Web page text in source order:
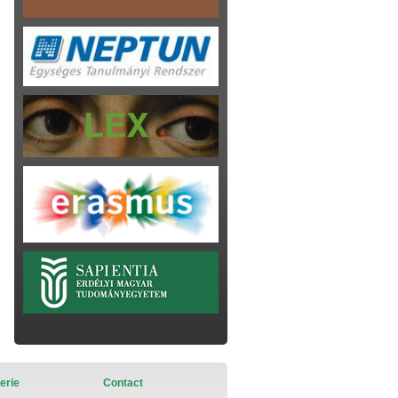
Contact